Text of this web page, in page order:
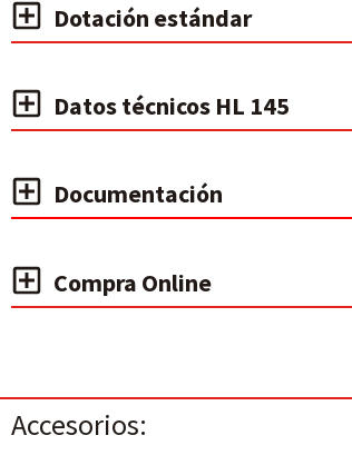
Dotación estándar
Datos técnicos HL 145
Documentación
Compra Online
Accesorios: